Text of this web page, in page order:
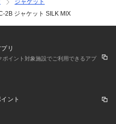
ジャケット
2B ジャケット SILK MIX
リ
イント対象施設でご利用できるアプ
ント